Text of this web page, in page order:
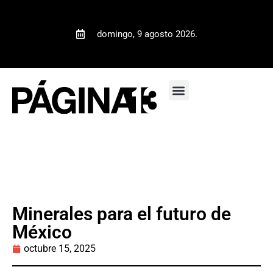
domingo, 9 agosto 2026.
Minerales para el futuro de
México
octubre 15, 2025